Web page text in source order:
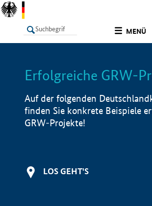
MENÜ
LISTE
Erfolgreiche GRW-
Auf der folgenden
finden Sie konkrete Beispiele
GRW-Projekte!
LOS GEHT'S